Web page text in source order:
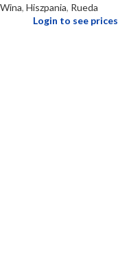
Wina, Hiszpania, Rueda
Login to see prices